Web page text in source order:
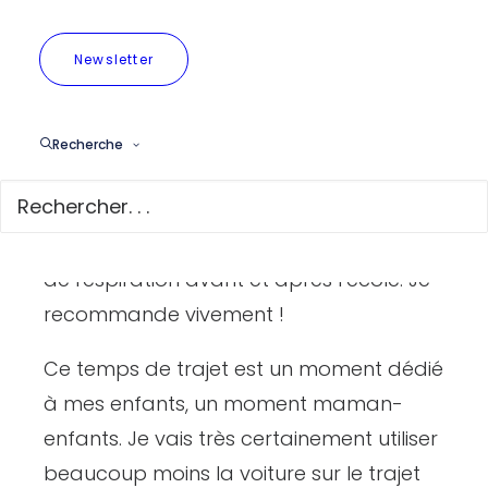
Newsletter
Recherche
Marcher apporte aussi plus
d’opportunités de discussion parce
nous entoure : les arbres, les panneaux,
de respiration avant et après l’école. Je
recommande vivement !
Ce temps de trajet est un moment dédié
à mes enfants, un moment maman-
enfants. Je vais très certainement utiliser
beaucoup moins la voiture sur le trajet